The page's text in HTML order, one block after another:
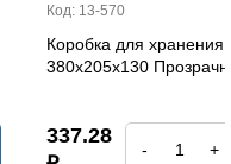
Код: 13-570
Коробка для хранения
380х205х130
337.28
- +